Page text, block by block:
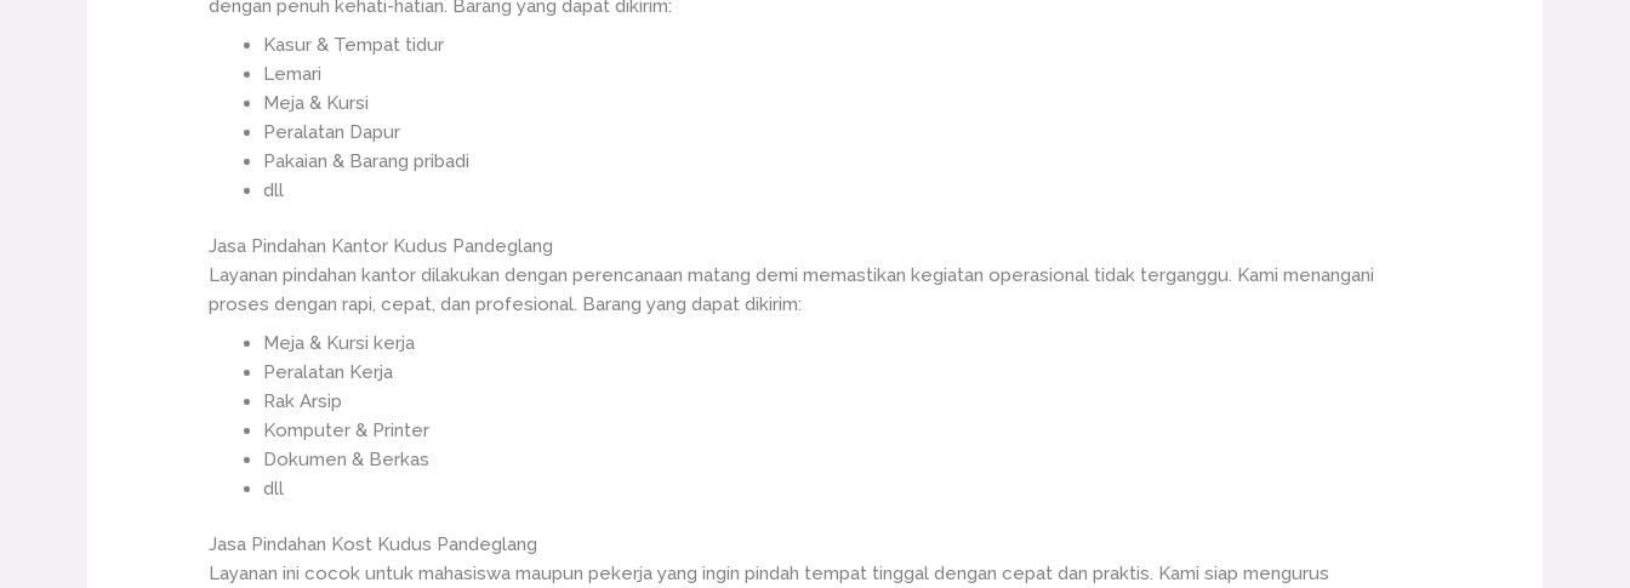
dengan penuh kehati-hatian. Barang yang dapat dikirim:
Kasur & Tempat tidur
Lemari
Meja & Kursi
Peralatan Dapur
Pakaian & Barang pribadi
dll
Jasa Pindahan Kantor Kudus Pandeglang
Layanan pindahan kantor dilakukan dengan perencanaan matang demi memastikan kegiatan operasional tidak terganggu. Kami menangani
proses dengan rapi, cepat, dan profesional. Barang yang dapat dikirim:
Meja & Kursi kerja
Peralatan Kerja
Rak Arsip
Komputer & Printer
Dokumen & Berkas
dll
Jasa Pindahan Kost Kudus Pandeglang
Layanan ini cocok untuk mahasiswa maupun pekerja yang ingin pindah tempat tinggal dengan cepat dan praktis. Kami siap mengurus